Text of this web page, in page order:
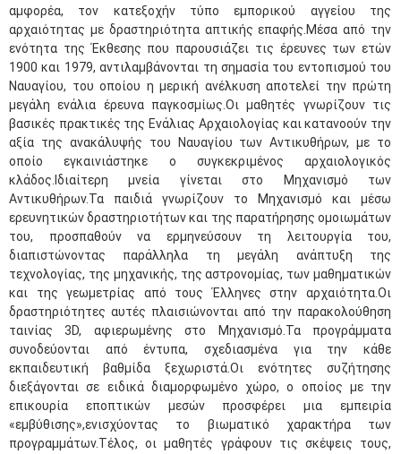
αμφορέα, τον κατεξοχήν τύπο εμπορικού αγγείου της
αρχαιότητας με δραστηριότητα απτικής επαφής.Μέσα από την
ενότητα της Έκθεσης που παρουσιάζει τις έρευνες των ετών
1900 και 1979, αντιλαμβάνονται τη σημασία του εντοπισμού του
Ναυαγίου, του οποίου η μερική ανέλκυση αποτελεί την πρώτη
μεγάλη ενάλια έρευνα παγκοσμίως.Οι μαθητές γνωρίζουν τις
βασικές πρακτικές της Ενάλιας Αρχαιολογίας και κατανοούν την
αξία της ανακάλυψής του Ναυαγίου των Αντικυθήρων, με το
οποίο εγκαινιάστηκε ο συγκεκριμένος αρχαιολογικός
κλάδος.Ιδιαίτερη μνεία γίνεται στο Μηχανισμό των
Αντικυθήρων.Τα παιδιά γνωρίζουν το Μηχανισμό και μέσω
ερευνητικών δραστηριοτήτων και της παρατήρησης ομοιωμάτων
του, προσπαθούν να ερμηνεύσουν τη λειτουργία του,
διαπιστώνοντας παράλληλα τη μεγάλη ανάπτυξη της
τεχνολογίας, της μηχανικής, της αστρονομίας, των μαθηματικών
και της γεωμετρίας από τους Έλληνες στην αρχαιότητα.Οι
δραστηριότητες αυτές πλαισιώνονται από την παρακολούθηση
ταινίας 3D, αφιερωμένης στο Μηχανισμό.Τα προγράμματα
συνοδεύονται από έντυπα, σχεδιασμένα για την κάθε
εκπαιδευτική βαθμίδα ξεχωριστά.Οι ενότητες συζήτησης
διεξάγονται σε ειδικά διαμορφωμένο χώρο, ο οποίος με την
επικουρία εποπτικών μεσών προσφέρει μια εμπειρία
«εμβύθισης»,ενισχύοντας το βιωματικό χαρακτήρα των
προγραμμάτων.Τέλος, οι μαθητές γράφουν τις σκέψεις τους,